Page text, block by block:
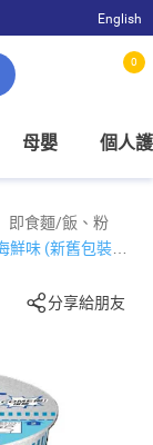
English
0
母嬰 個人
即食麵/飯、粉
鮮味 (新舊包裝隨
分享給朋友